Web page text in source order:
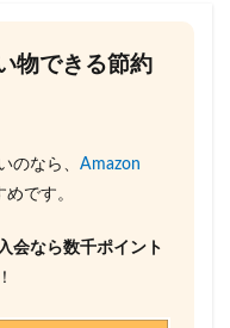
物できる節約
のなら、 Amazon
です。
会なら数千ポイント